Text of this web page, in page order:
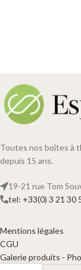
Toutes nos boîtes à
depuis 15 ans.
19-21 rue Tom
tel: +33(0) 3 21 30
Mentions légales
CGU
Galerie produits -